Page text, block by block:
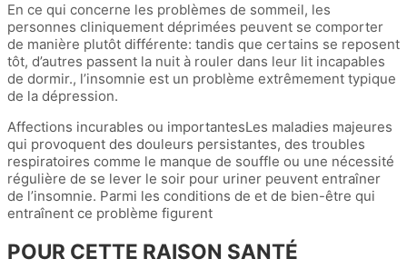
En ce qui concerne les problèmes de sommeil, les
personnes cliniquement déprimées peuvent se comporter
de manière plutôt différente: tandis que certains se reposent
tôt, d’autres passent la nuit à rouler dans leur lit incapables
de dormir., l’insomnie est un problème extrêmement typique
de la dépression.
Affections incurables ou importantesLes maladies majeures
qui provoquent des douleurs persistantes, des troubles
respiratoires comme le manque de souffle ou une nécessité
régulière de se lever le soir pour uriner peuvent entraîner
de l’insomnie. Parmi les conditions de et de bien-être qui
entraînent ce problème figurent
POUR CETTE RAISON SANTÉ